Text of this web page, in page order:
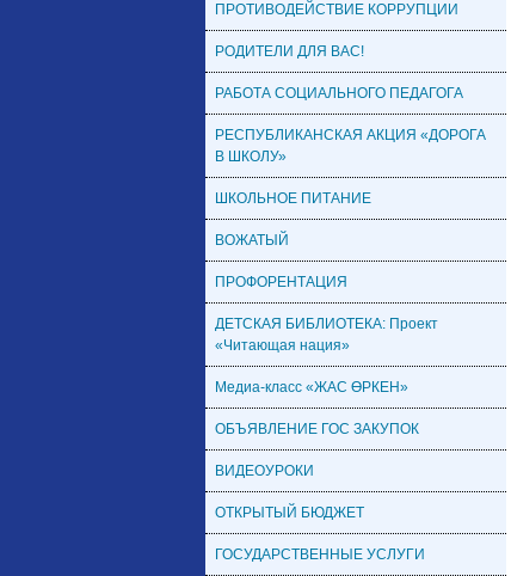
ПРОТИВОДЕЙСТВИЕ КОРРУПЦИИ
РОДИТЕЛИ ДЛЯ ВАС!
РАБОТА СОЦИАЛЬНОГО ПЕДАГОГА
РЕСПУБЛИКАНСКАЯ АКЦИЯ «ДОРОГА
В ШКОЛУ»
ШКОЛЬНОЕ ПИТАНИЕ
ВОЖАТЫЙ
ПРОФОРЕНТАЦИЯ
ДЕТСКАЯ БИБЛИОТЕКА: Проект
«Читающая нация»
Медиа-класс «ЖАС ӨРКЕН»
ОБЪЯВЛЕНИЕ ГОС ЗАКУПОК
ВИДЕОУРОКИ
ОТКРЫТЫЙ БЮДЖЕТ
ГОСУДАРСТВЕННЫЕ УСЛУГИ